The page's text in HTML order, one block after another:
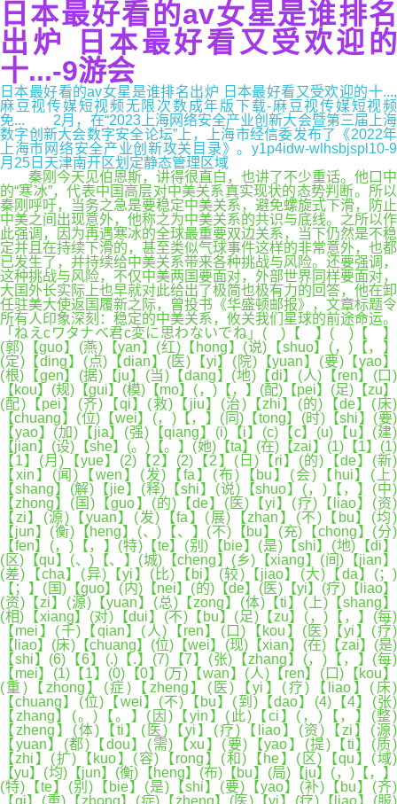
日本最好看的av女星是谁排名
出炉 日本最好看又受欢迎的
十...-9游会
日本最好看的av女星是谁排名出炉 日本最好看又受欢迎的十...,
麻豆视传媒短视频无限次数成年版下载-麻豆视传媒短视频
免... 2月，在“2023上海网络安全产业创新大会暨第三届上海
数字创新大会数字安全论坛”上，上海市经信委发布了《2022年
上海市网络安全产业创新攻关目录》。y1p4idw-wlhsbjspl10-9
月25日天津南开区划定静态管理区域
秦刚今天见伯恩斯，讲得很直白，也讲了不少重话。他口中
的“寒冰”，代表中国高层对中美关系真实现状的态势判断。所以
秦刚呼吁，当务之急是要稳定中美关系，避免螺旋式下滑，防止
中美之间出现意外，他称之为中美关系的共识与底线。之所以作
此强调，因为再遇寒冰的全球最重要双边关系，当下仍然是不稳
定并且在持续下滑的，甚至类似气球事件这样的非常意外，也都
已发生了，并持续给中美关系带来各种挑战与风险。还要强调，
这种挑战与风险，不仅中美两国要面对，外部世界同样要面对，
大国外长实际上也早就对此给出了极简也极有力的回答，他在卸
任驻美大使返国履新之际，曾投书《华盛顿邮报》，文章标题令
所有人印象深刻：稳定的中美关系，攸关我们星球的前途命运。
「ねえcワタナベ君c変に思わないでね」( )【 】( )【 】
(郭)【guo】(燕)【yan】(红)【hong】(说)【shuo】(，)【，】
(定)【ding】(点)【dian】(医)【yi】(院)【yuan】(要)【yao】
(根)【gen】(据)【ju】(当)【dang】(地)【di】(人)【ren】(口)
【kou】(规)【gui】(模)【mo】(，)【，】(配)【pei】(足)【zu】
(配)【pei】(齐)【qi】(救)【jiu】(治)【zhi】(的)【de】(床)
【chuang】(位)【wei】(，)【，】(同)【tong】(时)【shi】(要)
【yao】(加)【jia】(强)【qiang】(i)【i】(c)【c】(u)【u】(建)
【jian】(设)【she】(。)【。】(她)【ta】(在)【zai】(1)【1】(1)
【1】(月)【yue】(2)【2】(2)【2】(日)【ri】(的)【de】(新)
【xin】(闻)【wen】(发)【fa】(布)【bu】(会)【hui】(上)
【shang】(解)【jie】(释)【shi】(说)【shuo】(，)【，】(中)
【zhong】(国)【guo】(的)【de】(医)【yi】(疗)【liao】(资)
【zi】(源)【yuan】(发)【fa】(展)【zhan】(不)【bu】(均)
【jun】(衡)【heng】(、)【、】(不)【bu】(充)【chong】(分)
【fen】(，)【，】(特)【te】(别)【bie】(是)【shi】(地)【di】
(区)【qu】(、)【、】(城)【cheng】(乡)【xiang】(间)【jian】
(差)【cha】(异)【yi】(比)【bi】(较)【jiao】(大)【da】(；)
【；】(国)【guo】(内)【nei】(的)【de】(医)【yi】(疗)【liao】
(资)【zi】(源)【yuan】(总)【zong】(体)【ti】(上)【shang】
(相)【xiang】(对)【dui】(不)【bu】(足)【zu】(，)【，】(每)
【mei】(千)【qian】(人)【ren】(口)【kou】(医)【yi】(疗)
【liao】(床)【chuang】(位)【wei】(现)【xian】(在)【zai】(是)
【shi】(6)【6】(.)【.】(7)【7】(张)【zhang】(，)【，】(每)
【mei】(1)【1】(0)【0】(万)【wan】(人)【ren】(口)【kou】
(重)【zhong】(症)【zheng】(医)【yi】(疗)【liao】(床)
【chuang】(位)【wei】(不)【bu】(到)【dao】(4)【4】(张)
【zhang】(。)【。】(因)【yin】(此)【ci】(，)【，】(整)
【zheng】(体)【ti】(医)【yi】(疗)【liao】(资)【zi】(源)
【yuan】(都)【dou】(需)【xu】(要)【yao】(提)【ti】(质)
【zhi】(扩)【kuo】(容)【rong】(和)【he】(区)【qu】(域)
【yu】(均)【jun】(衡)【heng】(布)【bu】(局)【ju】(，)【，】
(特)【te】(别)【bie】(是)【shi】(要)【yao】(补)【bu】(齐)
【qi】(重)【zhong】(症)【zheng】(医)【yi】(疗)【liao】(服)